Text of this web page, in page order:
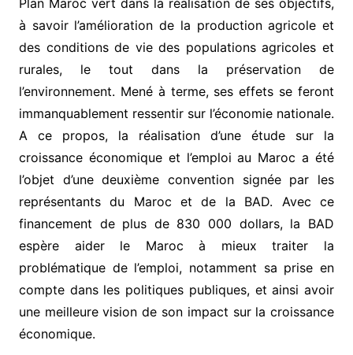
à savoir l’amélioration de la production agricole et
des conditions de vie des populations agricoles et
rurales, le tout dans la préservation de
l’environnement. Mené à terme, ses effets se feront
immanquablement ressentir sur l’économie nationale.
A ce propos, la réalisation d’une étude sur la
croissance économique et l’emploi au Maroc a été
l’objet d’une deuxième convention signée par les
représentants du Maroc et de la BAD. Avec ce
financement de plus de 830 000 dollars, la BAD
espère aider le Maroc à mieux traiter la
problématique de l’emploi, notamment sa prise en
compte dans les politiques publiques, et ainsi avoir
une meilleure vision de son impact sur la croissance
économique.